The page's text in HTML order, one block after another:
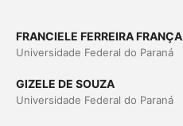
FRANCIELE FERREIRA FRANÇA
Universidade Federal do Paraná
GIZELE DE SOUZA
Universidade Federal do Paraná